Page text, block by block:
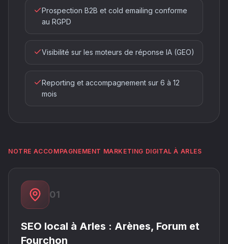
Prospection B2B et cold emailing conforme
au RGPD
Visibilité sur les moteurs de réponse IA (GEO)
Reporting et accompagnement sur 6 à 12
mois
NOTRE ACCOMPAGNEMENT MARKETING DIGITAL À ARLES
01
SEO local à Arles : Arènes, Forum et
Fourchon